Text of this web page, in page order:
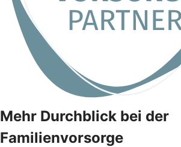
Mehr Durchblick bei der
Familienvorsorge